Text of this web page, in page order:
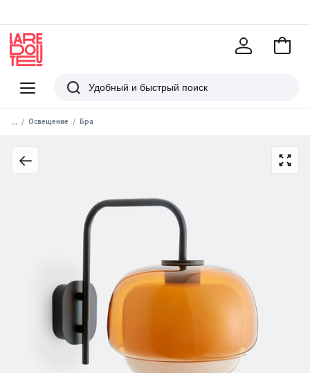
Меню
Redoute
Поиск
В
... Освещение Бра